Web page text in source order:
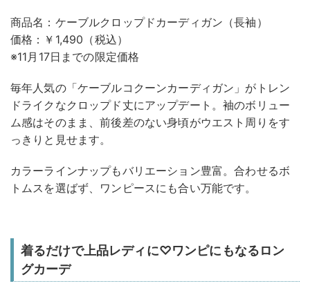
商品名：ケーブルクロップドカーディガン（長袖）
価格：￥1,490（税込）
※11月17日までの限定価格
毎年人気の「ケーブルコクーンカーディガン」がトレン
ドライクなクロップド丈にアップデート。袖のボリュー
ム感はそのまま、前後差のない身頃がウエスト周りをす
っきりと見せます。
カラーラインナップもバリエーション豊富。合わせるボ
トムスを選ばず、ワンピースにも合い万能です。
着るだけで上品レディに♡ワンピにもなるロン
グカーデ